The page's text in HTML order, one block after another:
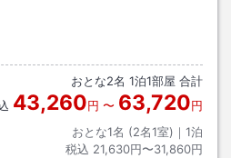
おとな2名 1泊1部屋 合計
43,260円 〜 63,720円
おとな1名 (2名1室)｜ 1泊
税込 21,630円〜31,860円